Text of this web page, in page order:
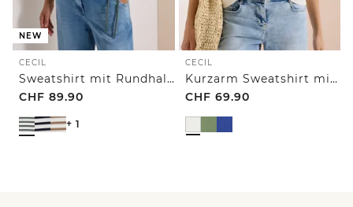
NEW
CECIL
Sweatshirt mit Rundhals und Tunnelzug
CHF 89.90
+ 1
CECIL
Kurzarm Sweatshirt mit Embroidery
CHF 69.90